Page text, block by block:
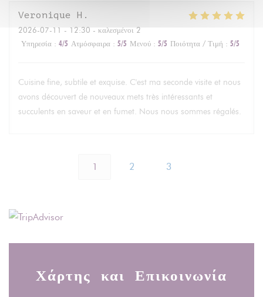
Veronique H
2026-07-11 - 12:30 - καλεσμένοι 2
Υπηρεσία : 4/5 Ατμόσφαιρα : 5/5 Μενού : 5/5 Ποιότητα / Τιμή : 5/5
Cuisine fine, subtile et exquise. C'est ma seconde visite et nous
avons découvert de nouveaux mets très intéressants et
succulents en saveur et en fumet. Nous nous sommes régalés.
1 2 3
Χάρτης και Επικοινωνία